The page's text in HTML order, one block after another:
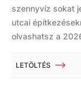
szennyvíz sokat
utcai
olvashatsz a
LETÖLTÉS